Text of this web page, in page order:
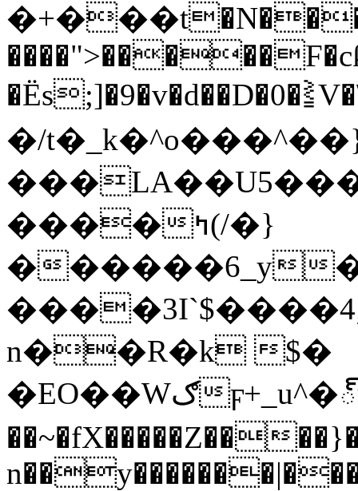
�/
����ߤ(/�}
������6_y
n��R�k $�
�EO��Wګϝ+_u^�్u.�4��iW�k��w{}
��~�fX�����Z��